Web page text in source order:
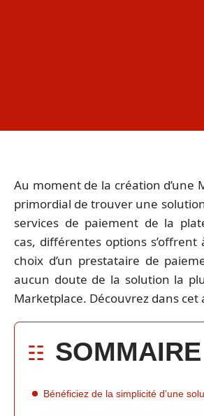
Au moment de la création d’une
primordial de trouver une
services de paiement de la
cas, différentes options s’offrent
choix d’un prestataire de
aucun doute de la solution la
Marketplace. Découvrez dans
SOMMAIRE
Bénéficiez de la simplicité d’une